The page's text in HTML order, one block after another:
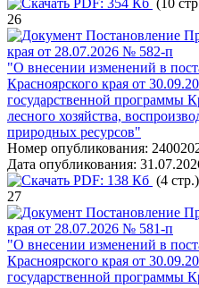
PDF: 354 Кб (10
26
Постановление
края от 28.07.2026 № 582-п
"О внесении изменений в
Красноярского края от
государственной программы
лесного хозяйства,
природных ресурсов"
Номер опубликования:
Дата опубликования:
PDF: 138 Кб (4 стр.)
27
Постановление
края от 28.07.2026 № 581-п
"О внесении изменений в
Красноярского края от
государственной программы